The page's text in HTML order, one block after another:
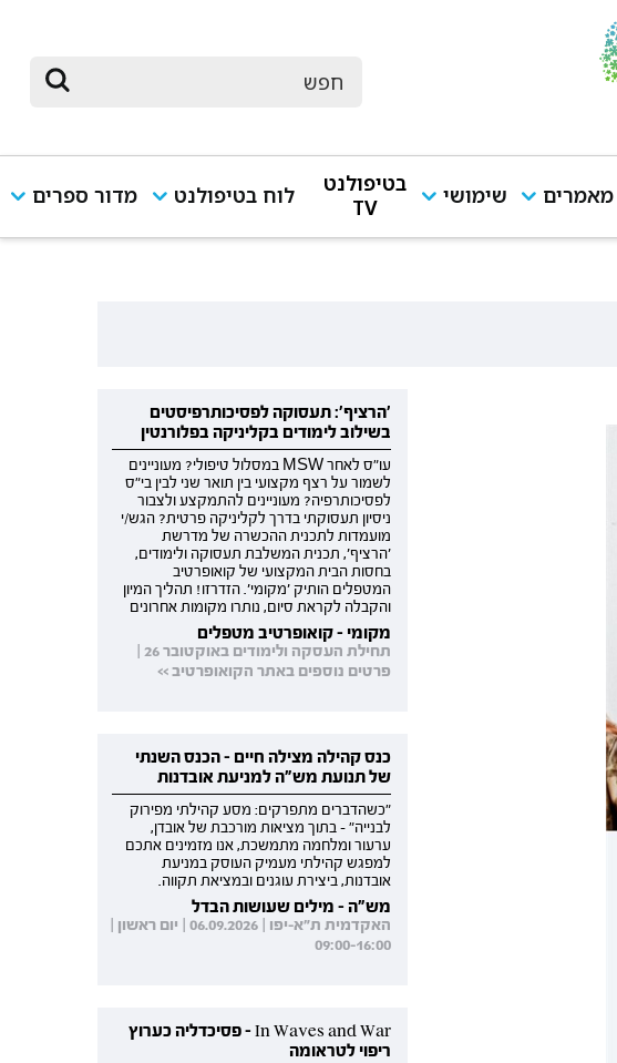
מאמרים שימושי
בטיפולנט
TV
לוח בטיפולנט מדור ספרים
'הרציף': תעסוקה לפסיכותרפיסטים
בשילוב לימודים בקליניקה בפלורנטין
עו"ס לאחר MSW במסלול טיפולי? מעוניינים
לשמור על רצף מקצועי בין תואר שני לבין בי"ס
לפסיכותרפיה? מעוניינים להתמקצע ולצבור
ניסיון תעסוקתי בדרך לקליניקה פרטית? הגש/י
מועמדות לתכנית ההכשרה של מדרשת
'הרציף', תכנית המשלבת תעסוקה ולימודים,
בחסות הבית המקצועי של קואופרטיב
המטפלים הותיק 'מקומי'. הזדרזו! תהליך המיון
והקבלה לקראת סיום, נותרו מקומות אחרונים
מקומי - קואופרטיב מטפלים
תחילת העסקה ולימודים באוקטובר 26 |
פרטים נוספים באתר הקואופרטיב >>
כנס קהילה מצילה חיים - הכנס השנתי
של תנועת מש"ה למניעת אובדנות
"כשהדברים מתפרקים: מסע קהילתי מפירוק
לבנייה" - בתוך מציאות מורכבת של אובדן,
ערעור ומלחמה מתמשכת, אנו מזמינים אתכם
למפגש קהילתי מעמיק העוסק במניעת
אובדנות, ביצירת עוגנים ובמציאת תקווה.
מש"ה - מילים שעושות הבדל
האקדמית ת"א-יפו | 06.09.2026 | יום ראשון |
09:00-16:00
In Waves and War - פסיכדליה כערוץ
ריפוי לטראומה